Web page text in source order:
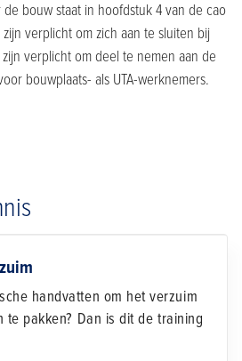
bouw staat in hoofdstuk 4 van de cao
verplicht om zich aan te sluiten bij
verplicht om deel te nemen aan de
bouwplaats- als UTA-werknemers.
handvatten om het verzuim
te pakken? Dan is dit de training